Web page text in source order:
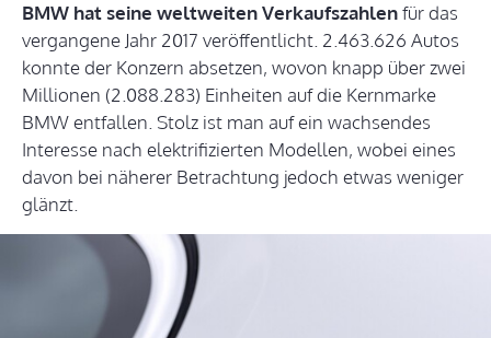
BMW hat seine weltweiten Verkaufszahlenfür das
vergangene Jahr 2017 veröffentlicht. 2.463.626 Autos
konnte der Konzern absetzen, wovon knapp über zwei
Millionen (2.088.283) Einheiten auf die Kernmarke
BMW entfallen. Stolz ist man auf ein wachsendes
Interesse nach elektrifizierten Modellen, wobei eines
davon bei näherer Betrachtung jedoch etwas weniger
glänzt.